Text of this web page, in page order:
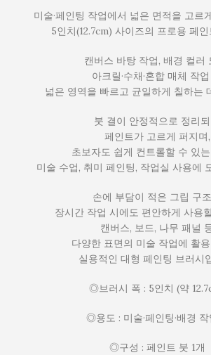
미술·페인팅 작업에서 넓은 면적을 고르
5인치(12.7cm) 사이즈의 프로용 페
캔버스 바탕 작업, 배경 컬러
아크릴·수채·혼합 매체 작
넓은 영역을 빠르고 균일하게 칠하는
붓 결이 안정적으로 정리
페인트가 고르게 퍼지며,
초보자도 쉽게 컨트롤할 수 있
미술 수업, 취미 페인팅, 작업실 사용에
손에 부담이 적은 그립 구
장시간 작업 시에도 편안하게 사용
캔버스, 보드, 나무 패널
다양한 표면의 미술 작업에 활
실용적인 대형 페인팅 브러시
◎브러시 폭 : 5인치 (약
◎용도 : 미술·페인팅·배경 작
◎구성 : 페인트 붓 1개